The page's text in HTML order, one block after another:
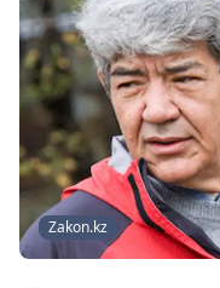
Zakon.kz